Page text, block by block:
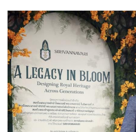
• หุ้น
• อินโดจีน
• กองทุนรวม
• Celeb Online
Factcheck
• ญี่ปุ่น
• News1
• Gotomanager